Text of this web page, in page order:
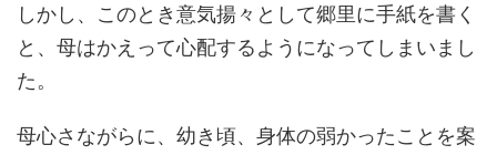
しかし、このとき意気揚々として郷里に手紙を書く
と、母はかえって心配するようになってしまいまし
た。
母心さながらに、幼き頃、身体の弱かったことを案